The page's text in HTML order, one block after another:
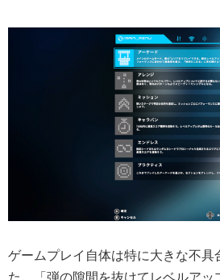
ゲームプレイ自体は特に大きな不具
た。「弾の隙間を抜けてレベルア